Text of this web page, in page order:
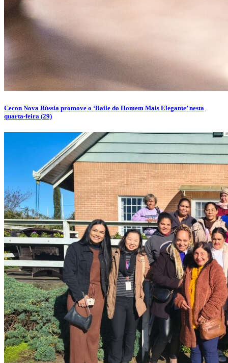
Cecon Nova Rússia promove o ‘Baile do Homem Mais Elegante’ nesta
quarta-feira (29)